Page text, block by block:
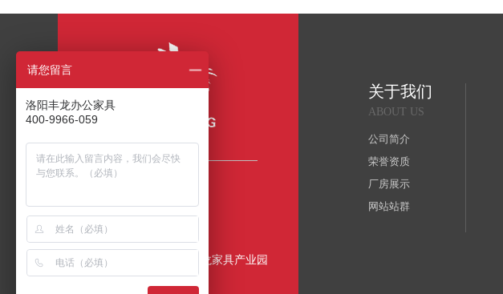
400-9966-059
公司地址
中国•洛阳•伊滨区•丰龙家具产业园
关于我们
ABOUT US
公司简介
荣誉资质
厂房展示
网站站群
请您留言
洛阳丰龙办公家具
400-9966-059